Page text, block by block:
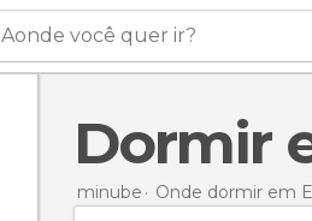
Aonde você quer ir?
minube Onde dormir em